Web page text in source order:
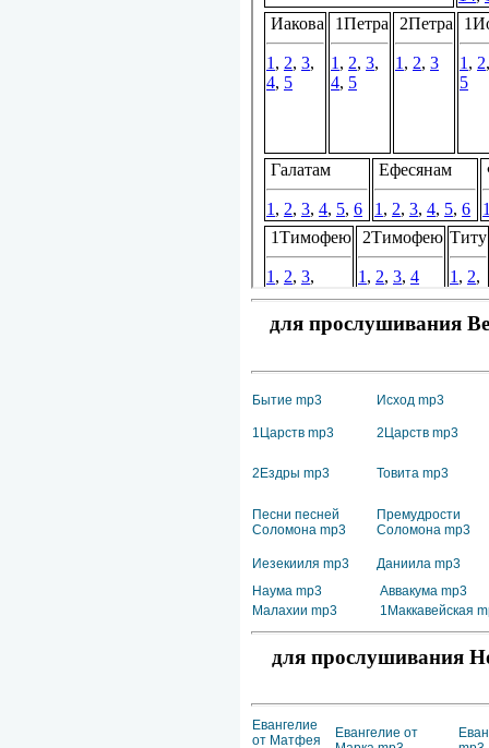
для прослушивания
Бытие mp3 Исход mp3
1Царств mp3 2Царств mp3
2Ездры mp3 Товита mp3
Песни песней
Соломона mp3
Премудрости
Соломона mp3
Иезекииля mp3
Даниила mp3
Наума mp3
Аввакума mp3
Малахии mp3
1Маккавейская
для прослушивания
Евангелие
от Матфея
Евангелие от